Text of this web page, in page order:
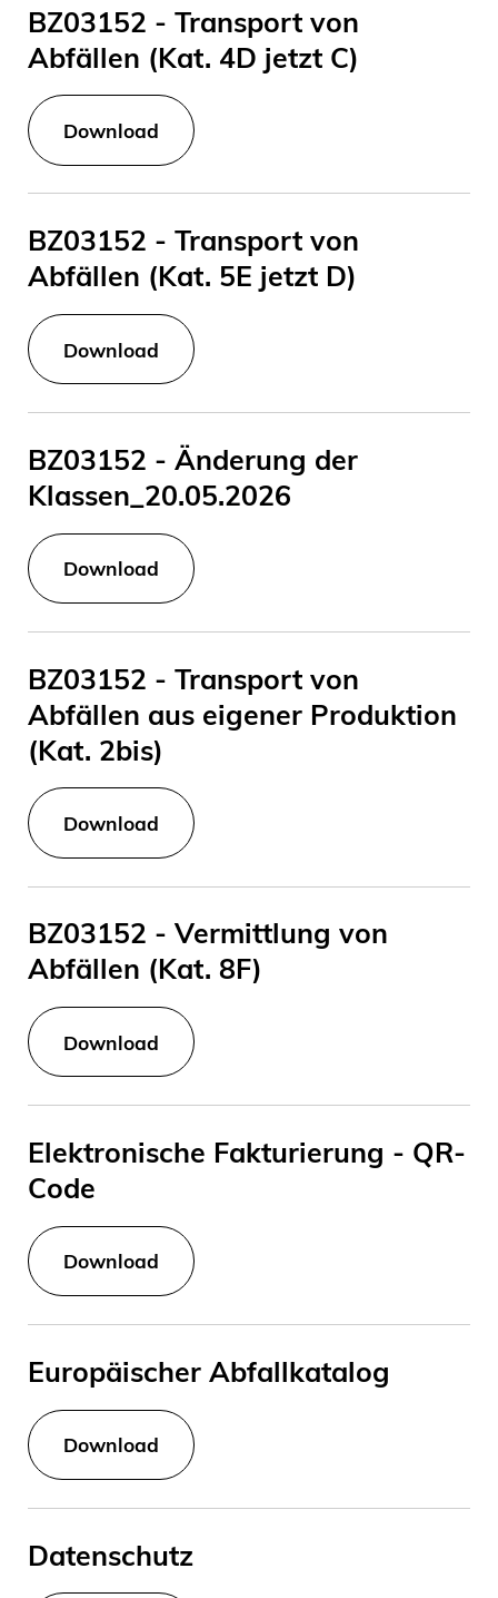
BZ03152 - Transport von
Abfällen (Kat. 4D jetzt C)
Download
BZ03152 - Transport von
Abfällen (Kat. 5E jetzt D)
Download
BZ03152 - Änderung der
Klassen_20.05.2026
Download
BZ03152 - Transport von
Abfällen aus eigener Produktion
(Kat. 2bis)
Download
BZ03152 - Vermittlung von
Abfällen (Kat. 8F)
Download
Elektronische Fakturierung - QR-
Code
Download
Europäischer Abfallkatalog
Download
Datenschutz